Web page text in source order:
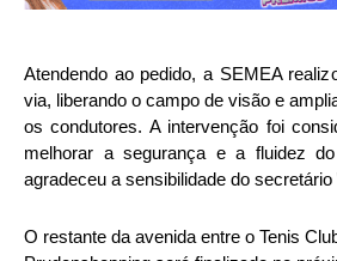
Atendendo ao pedido, a SEMEA
via, liberando o campo de visão e
os condutores. A intervenção foi
melhorar a segurança e a fluidez
agradeceu a sensibilidade do secretário
O restante da avenida entre o Tenis